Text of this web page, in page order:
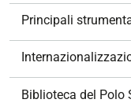
Principali
Biblioteca del Polo